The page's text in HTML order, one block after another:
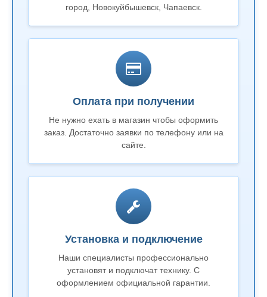
город, Новокуйбышевск, Чапаевск.
Оплата при получении
Не нужно ехать в магазин чтобы оформить
заказ. Достаточно заявки по телефону или на
сайте.
Установка и подключение
Наши специалисты профессионально
установят и подключат технику. С
оформлением официальной гарантии.